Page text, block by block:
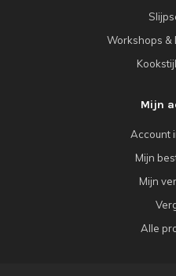
Workshops &
Mijn
Account
Mijn
Mijn
Alle